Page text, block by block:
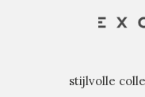
stijlvolle